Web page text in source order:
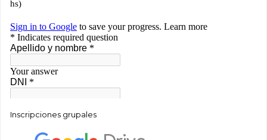
Inscripciones grupales